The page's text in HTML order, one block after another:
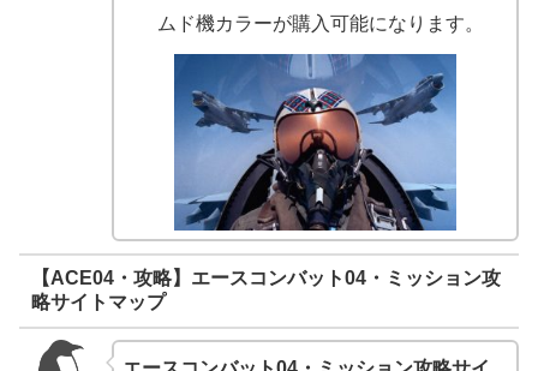
ムド機カラーが購入可能になります。
【ACE04・攻略】エースコンバット04・ミッション攻
略サイトマップ